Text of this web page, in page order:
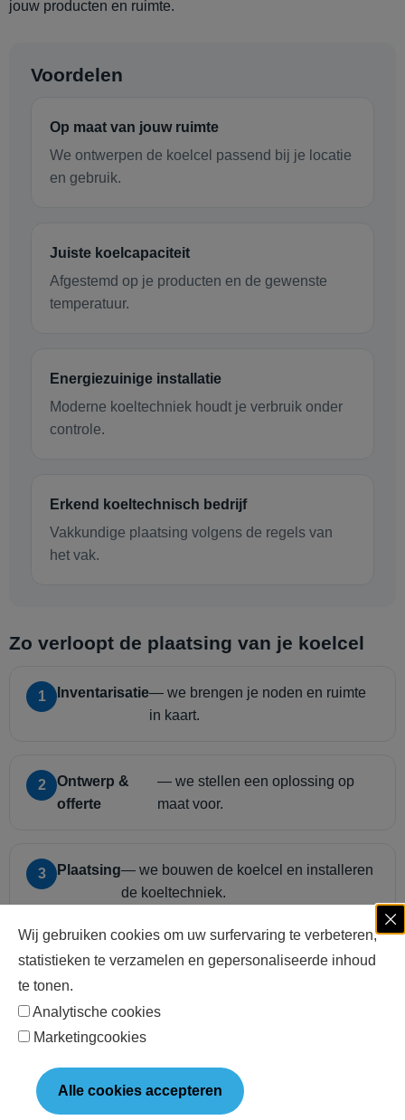
jouw producten en ruimte.
Voordelen
Op maat van jouw ruimte
We ontwerpen de koelcel passend bij je locatie
en gebruik.
Juiste koelcapaciteit
Afgestemd op je producten en de gewenste
temperatuur.
Energiezuinige installatie
Moderne koeltechniek houdt je verbruik onder
controle.
Erkend koeltechnisch bedrijf
Vakkundige plaatsing volgens de regels van
het vak.
Zo verloopt de plaatsing van je koelcel
1 Inventarisatie— we brengen je noden en ruimte
in kaart.
2
Ontwerp &
offerte
— we stellen een oplossing op
maat voor.
3 Plaatsing— we bouwen de koelcel en installeren
de koeltechniek.
4
Inregeling &
uitleg
— we stellen alles correct in en
Waarom kiezen voor Coolworkx?
Koeltechniek is onze kern. We kiezen samen de
Wij gebruiken cookies om uw surfervaring te verbeteren,
statistieken te verzamelen en gepersonaliseerde inhoud
te tonen.
Analytische cookies
Marketingcookies
Alle cookies accepteren